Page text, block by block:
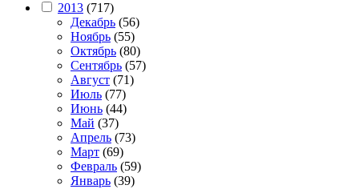
2013 (717)
Декабрь (56)
Ноябрь (55)
Октябрь (80)
Сентябрь (57)
Август (71)
Июль (77)
Июнь (44)
Май (37)
Апрель (73)
Март (69)
Февраль (59)
Январь (39)